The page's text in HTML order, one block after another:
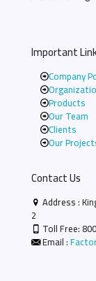
Important
Company
Products
Our Team
Clients
Our
Contact Us
Address :
2
Toll Free:
Email :